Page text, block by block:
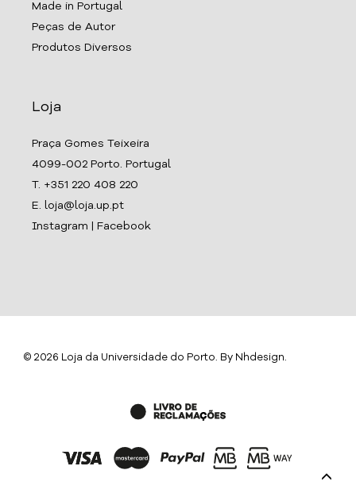
Made in Portugal
Peças de Autor
Produtos Diversos
Loja
Praça Gomes Teixeira
4099-002 Porto. Portugal
T. +351 220 408 220
E. loja@loja.up.pt
Instagram
Facebook
© 2026 Loja da Universidade do Porto. By Nhdesign.